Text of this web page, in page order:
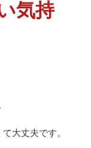
気持
大丈夫です。